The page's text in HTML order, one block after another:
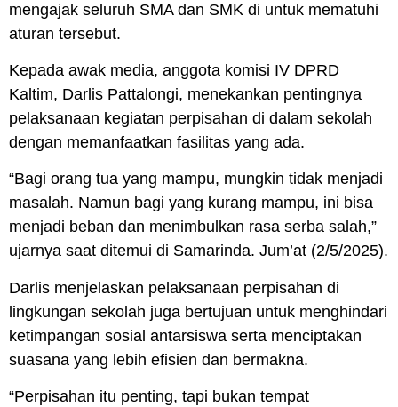
mengajak seluruh SMA dan SMK di untuk mematuhi
aturan tersebut.
Kepada awak media, anggota komisi IV DPRD
Kaltim, Darlis Pattalongi, menekankan pentingnya
pelaksanaan kegiatan perpisahan di dalam sekolah
dengan memanfaatkan fasilitas yang ada.
“Bagi orang tua yang mampu, mungkin tidak menjadi
masalah. Namun bagi yang kurang mampu, ini bisa
menjadi beban dan menimbulkan rasa serba salah,”
ujarnya saat ditemui di Samarinda. Jum’at (2/5/2025).
Darlis menjelaskan pelaksanaan perpisahan di
lingkungan sekolah juga bertujuan untuk menghindari
ketimpangan sosial antarsiswa serta menciptakan
suasana yang lebih efisien dan bermakna.
“Perpisahan itu penting, tapi bukan tempat